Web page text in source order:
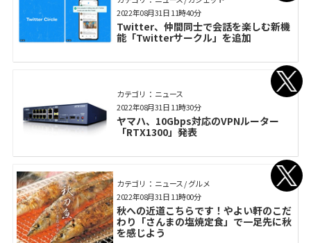
Twitter、仲間同士で会話を楽しむ新機
能「Twitterサークル」を追加
2022年08月31日 11時40分
カテゴリ： ニュース
ヤマハ、10Gbps対応のVPNルーター
「RTX1300」発表
2022年08月31日 11時30分
カテゴリ： ニュース / グルメ
秋への近道こちらです！やよい軒のこだ
わり「さんまの塩焼定食」で一足先に秋
を感じよう
2022年08月31日 11時00分